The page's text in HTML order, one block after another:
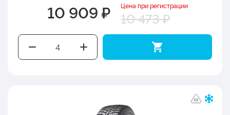
10 909 ₽ Цена при регистрации
10 473 ₽